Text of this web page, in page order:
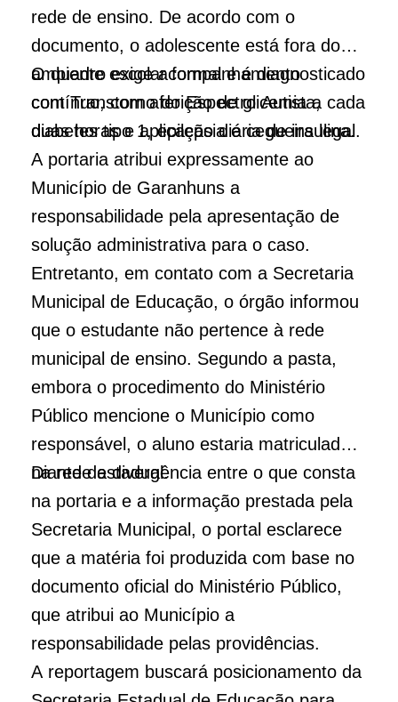
rede de ensino. De acordo com o
documento, o adolescente está fora do
ambiente escolar formal e é diagnosticado
com Transtorno do Espectro Autista,
diabetes tipo 1, epilepsia e cegueira legal.
O quadro exige acompanhamento
contínuo, com aferição de glicemia a cada
duas horas e aplicação diária de insulina.
A portaria atribui expressamente ao
Município de Garanhuns a
responsabilidade pela apresentação de
solução administrativa para o caso.
Entretanto, em contato com a Secretaria
Municipal de Educação, o órgão informou
que o estudante não pertence à rede
municipal de ensino. Segundo a pasta,
embora o procedimento do Ministério
Público mencione o Município como
responsável, o aluno estaria matriculado
na rede estadual.
Diante da divergência entre o que consta
na portaria e a informação prestada pela
Secretaria Municipal, o portal esclarece
que a matéria foi produzida com base no
documento oficial do Ministério Público,
que atribui ao Município a
responsabilidade pelas providências.
A reportagem buscará posicionamento da